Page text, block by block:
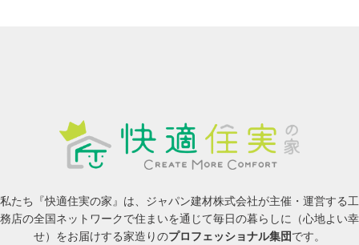
私たち『快適住実の家』は、ジャパン建材株式会社が主催・運営する工
務店の全国ネットワークで住まいを通じて毎日の暮らしに（心地よい幸
せ）をお届けする家造りのプロフェッショナル集団です。